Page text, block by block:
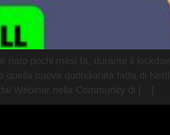
nato pochi mesi fa, durante il
quella nuova quotidianità fatta di
Webinar nella Community di […]